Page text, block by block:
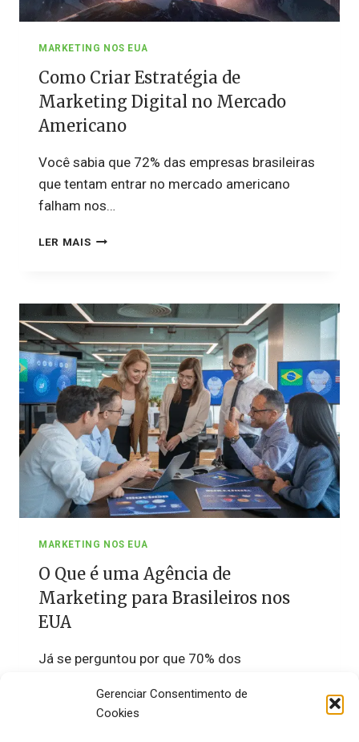
Gerenciar Consentimento de
Cookies
MARKETING NOS EUA
Como Criar Estratégia de
Marketing Digital no Mercado
Americano
Você sabia que 72% das empresas brasileiras
que tentam entrar no mercado americano
falham nos…
LER MAISCOMO
MARKETING
DIGITAL
NO
MERCADO
AMERICANO
MARKETING NOS EUA
O Que é uma Agência de
Marketing para Brasileiros nos
EUA
Já se perguntou por que 70% dos
fracassam nos primeiros dois…